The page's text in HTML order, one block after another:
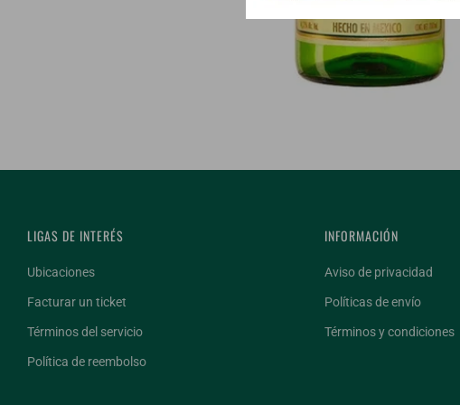
LIGAS DE INTERÉS
Ubicaciones
Facturar un ticket
Términos del servicio
Política de reembolso
INFORMACIÓN
Aviso de privacidad
Políticas de envío
Términos y condiciones